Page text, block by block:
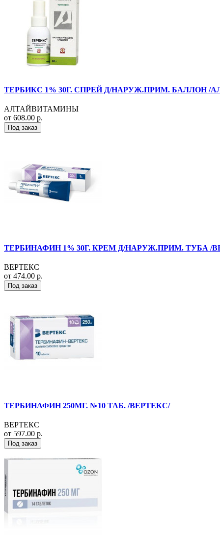
ТЕРБИКС 1% 30Г. СПРЕЙ Д/НАРУЖ.ПРИМ. БАЛЛОН /
АЛТАЙВИТАМИНЫ
от 608.00 р.
Под заказ
ТЕРБИНАФИН 1% 30Г. КРЕМ Д/НАРУЖ.ПРИМ. ТУБА /
ВЕРТЕКС
от 474.00 р.
Под заказ
ТЕРБИНАФИН 250МГ. №10 ТАБ. /ВЕРТЕКС/
ВЕРТЕКС
от 597.00 р.
Под заказ